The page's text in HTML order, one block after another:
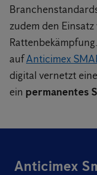
zudem den
aufAnticimex
digital vernetzt
ein permanentes
Anticimex